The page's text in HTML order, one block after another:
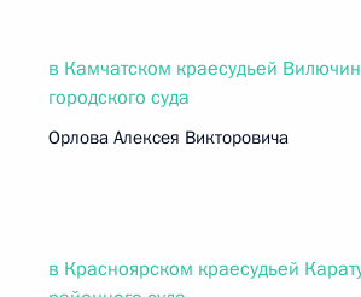
в Камчатском краесудьей
городского суда
Орлова Алексея Викторовича
в Красноярском краесудьей